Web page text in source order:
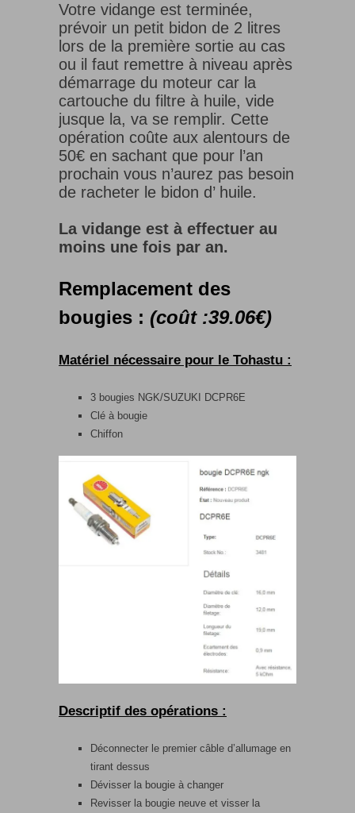
Votre vidange est terminée,
prévoir un petit bidon de 2 litres
lors de la première sortie au cas
ou il faut remettre à niveau après
démarrage du moteur car la
cartouche du filtre à huile, vide
jusque la, va se remplir. Cette
opération coûte aux alentours de
50€ en sachant que pour l’an
prochain vous n’aurez pas besoin
de racheter le bidon d’ huile.
La vidange est à effectuer au
moins une fois par an.
Remplacement des
bougies : (coût :39.06€)
Matériel nécessaire pour le Tohastu :
3 bougies NGK/SUZUKI DCPR6E
Clé à bougie
Chiffon
Descriptif des opérations :
Déconnecter le premier câble d’allumage en
tirant dessus
Dévisser la bougie à changer
Revisser la bougie neuve et visser la